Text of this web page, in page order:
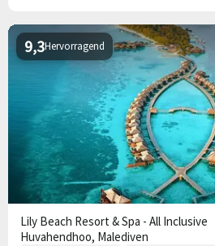
Hervorragend
9,3
Lily Beach Resort & Spa - All Inclusive
Huvahendhoo, Malediven